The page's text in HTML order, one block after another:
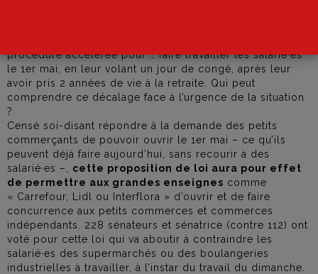
procédure accélérée pour … faire travailler les salarié·es
le 1er mai, en leur volant un jour de congé, après leur
avoir pris 2 années de vie à la retraite. Qui peut
comprendre ce décalage face à l’urgence de la situation
?
Censé soi-disant répondre à la demande des petits
commerçants de pouvoir ouvrir le 1er mai – ce qu’ils
peuvent déjà faire aujourd’hui, sans recourir à des
salarié·es –, cette proposition de loi aura pour effet
de permettre aux grandes enseignes comme
« Carrefour, Lidl ou Interflora » d’ouvrir et de faire
concurrence aux petits commerces et commerces
indépendants. 228 sénateurs et sénatrice (contre 112) ont
voté pour cette loi qui va aboutir à contraindre les
salarié·es des supermarchés ou des boulangeries
industrielles à travailler, à l’instar du travail du dimanche.